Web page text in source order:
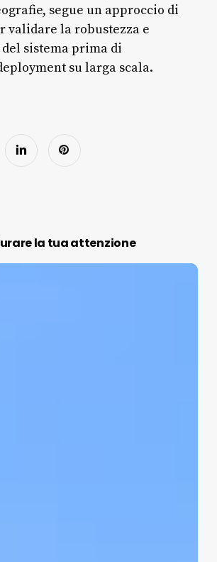
segue un approccio di
validare la robustezza e
del sistema prima di
su larga scala.
la tua attenzione